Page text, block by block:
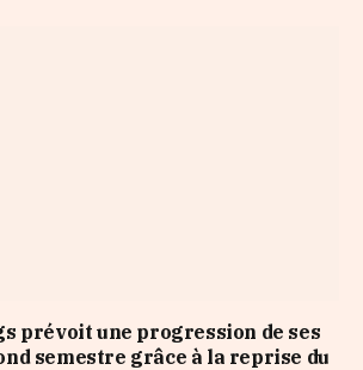
prévoit une progression de ses
semestre grâce à la reprise du